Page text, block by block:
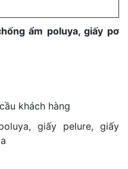
ẩm poluya, giấy pơ
khách hàng
giấy pelure, giấy